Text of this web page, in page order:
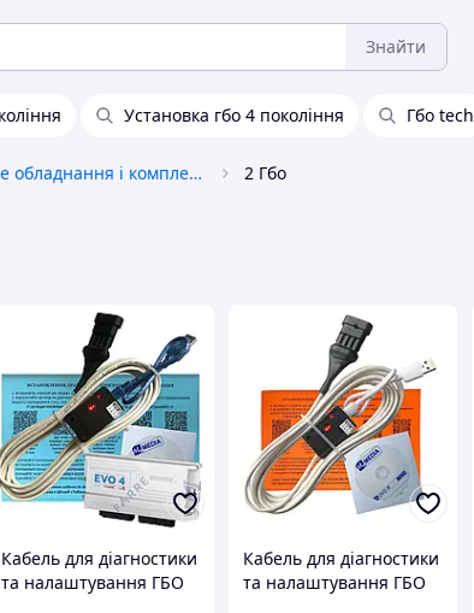
Знайти
Установка гбо 4 покоління Гбо tech
Газобалонне обладнання і комплектуючі для автотранспорту 2 Гбо
Кабель для діагностики
та налаштування ГБО
Кабель для діагностики
та налаштування ГБО